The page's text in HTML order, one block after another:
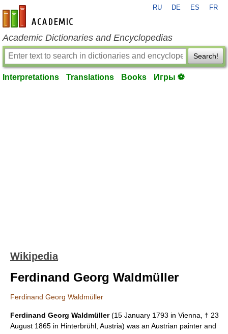
en-academic.com
RU DE ES FR
Academic Dictionaries and Encyclopedias
Search!
Interpretations Translations Books Игры ⚽
Wikipedia
Ferdinand Georg Waldmüller
Ferdinand Georg Waldmüller
Ferdinand Georg Waldmüller(15 January 1793 in Vienna , † 23
August 1865 in Hinterbrühl Austria) was an Austrian painter and